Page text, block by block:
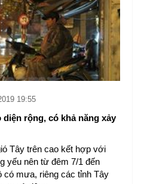
19:55
rộng, có khả năng xảy
Tây trên cao kết hợp với
yếu nên từ đêm 7/1 đến
có mưa, riêng các tỉnh Tây